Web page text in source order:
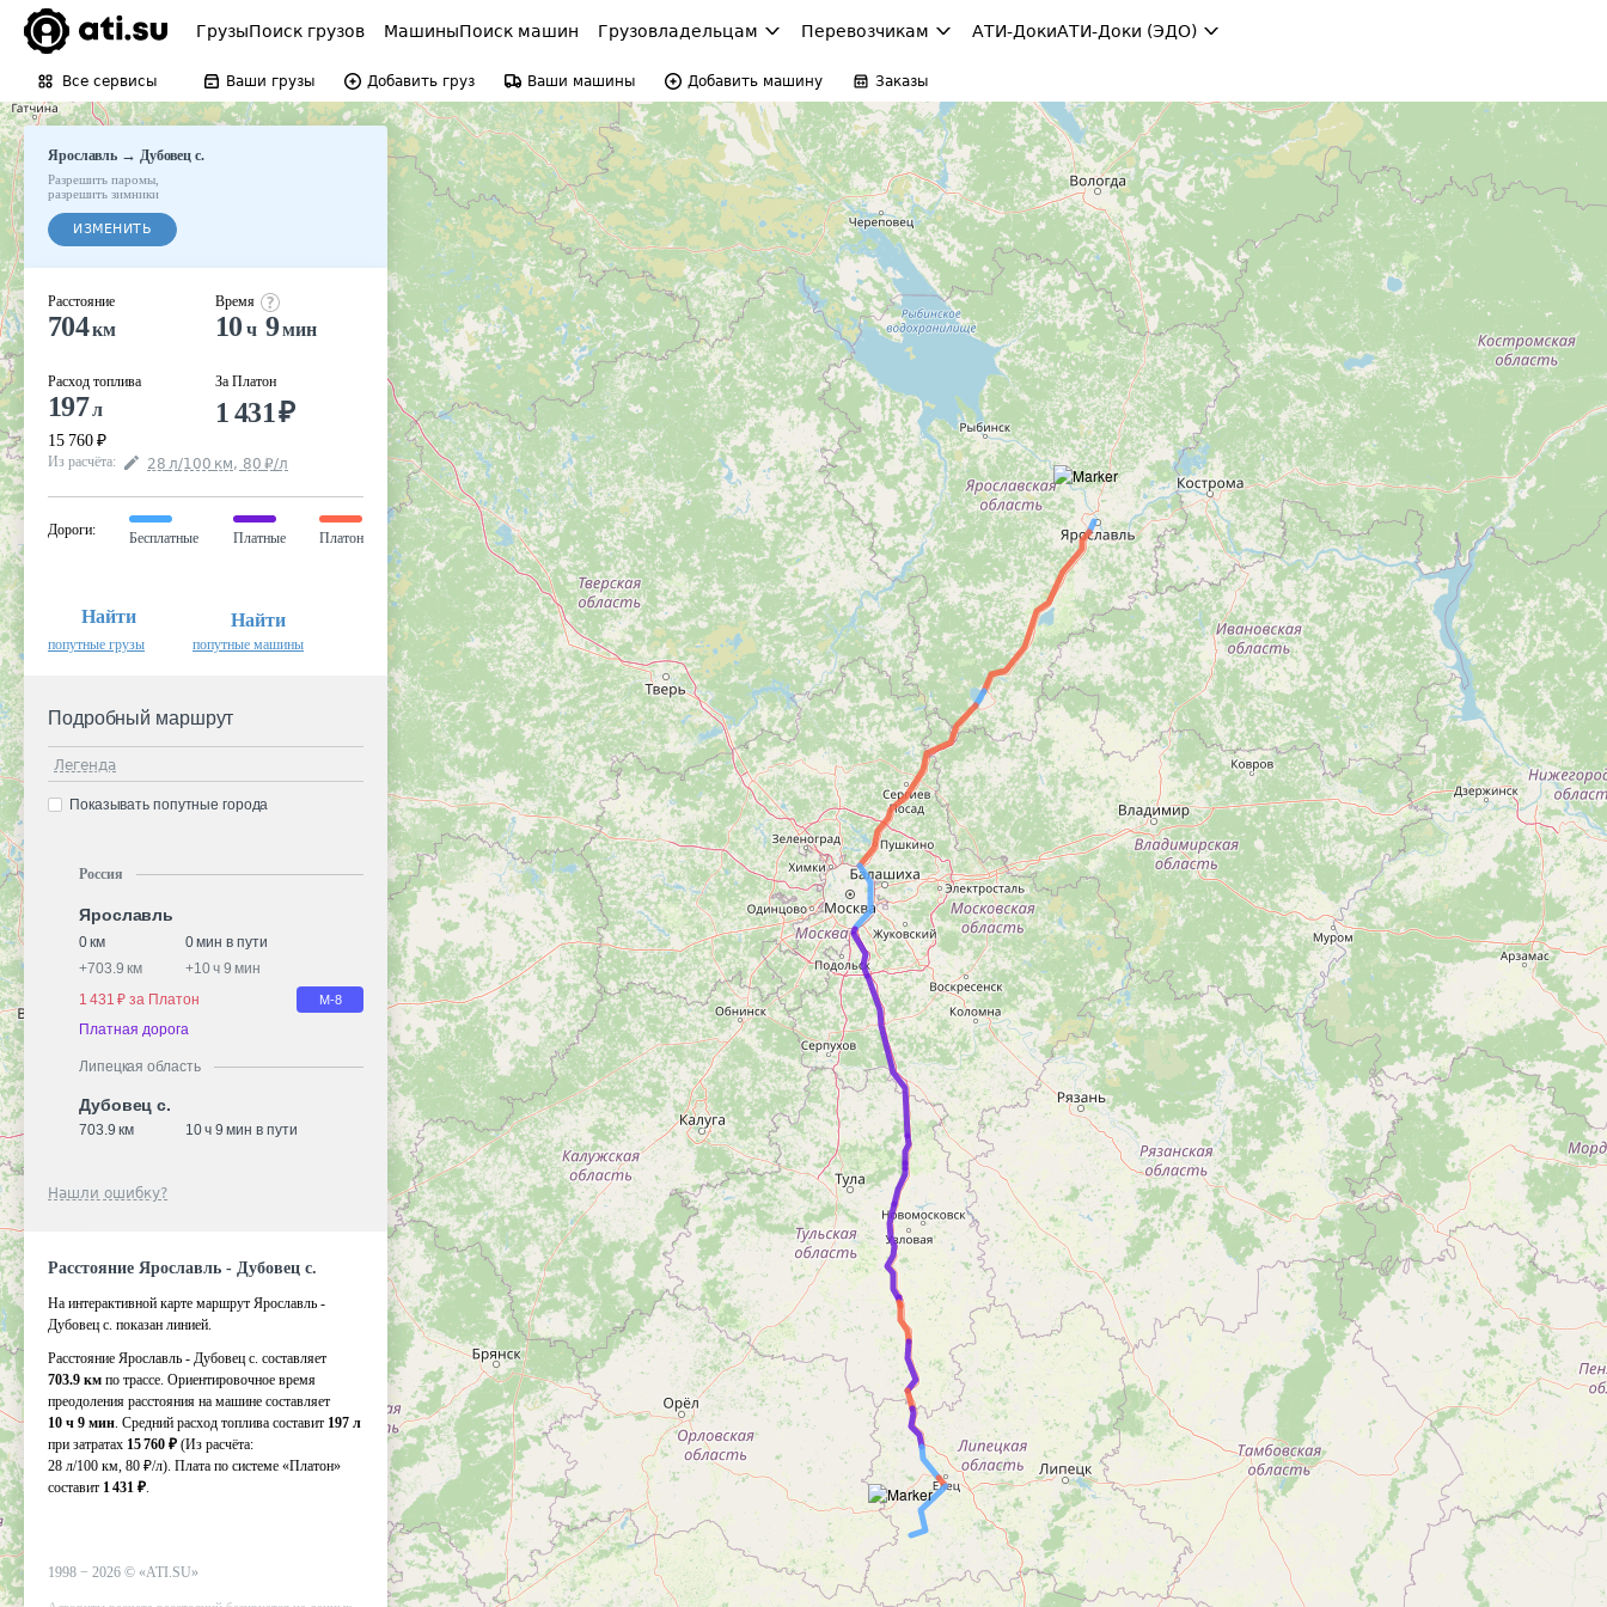
ГрузыПоиск грузов МашиныПоиск машин Грузовладельцам Перевозчикам АТИ-ДокиАТИ-Доки (ЭДО)
Все сервисы Ваши грузы Добавить груз Ваши машины Добавить машину Заказы
Ярославль → Дубовец с.
Разрешить паромы
разрешить зимники
ИЗМЕНИТЬ
Расстояние
704км
Расход топлива
197л
15 760 ₽
Время
10 ч 9мин
За Платон
1 431₽
Из расчёта: 28 л/100 км, 80 ₽/л
Дороги:
Бесплатные Платные Платон
Найти
попутные грузы
Найти
попутные машины
Подробный маршрут
Легенда
Показывать попутные города
Россия
Ярославль
0 км
0 мин в пути
+703.9 км +10 ч 9 мин
1 431 ₽ за Платон
М-8
Платная дорога
Липецкая область
Дубовец с.
703.9 км 10 ч 9 мин в пути
Нашли ошибку?
Расстояние Ярославль - Дубовец с.
На интерактивной карте маршрут Ярославль -
Дубовец с. показан линией.
Расстояние Ярославль - Дубовец с. составляет
703.9 км по трассе. Ориентировочное время
преодоления расстояния на машине составляет
10 ч 9 мин. Средний расход топлива составит 197 л
при затратах 15 760 ₽ (Из расчёта:
28 л/100 км, 80 ₽/л). Плата по системе «Платон»
составит 1 431 ₽.
1998 − 2026 © «ATI.SU»